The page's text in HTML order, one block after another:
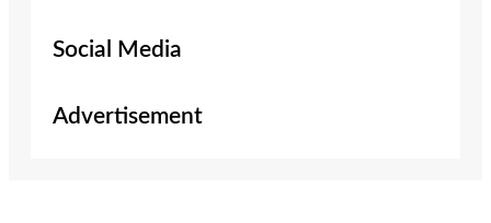
Social Media
Advertisement